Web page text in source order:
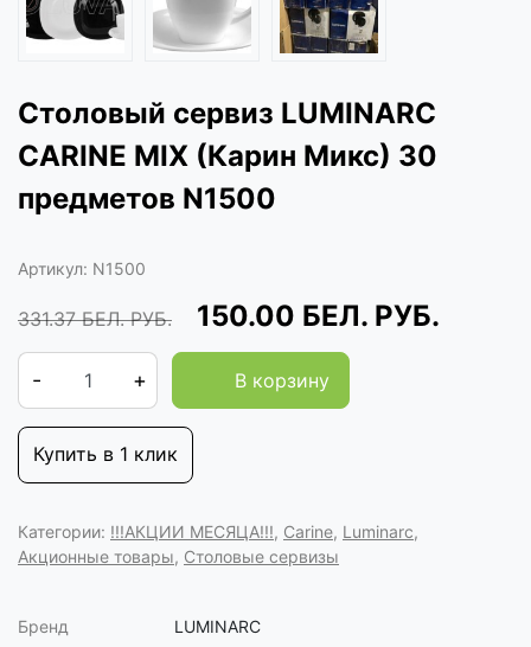
Столовый сервиз LUMINARC
CARINE MIX (Карин Микс) 30
предметов N1500
Артикул: N1500
331.37БЕЛ. РУБ. 150.00 БЕЛ. РУБ.
- + В корзину
Купить в 1 клик
Категории: !!!АКЦИИ МЕСЯЦА!!!, Carine, Luminarc,
Акционные товары, Столовые сервизы
Бренд LUMINARC